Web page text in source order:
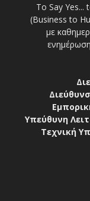
Το Say Yes...
(Business to
με
Υπεύθυνη
Τεχνική